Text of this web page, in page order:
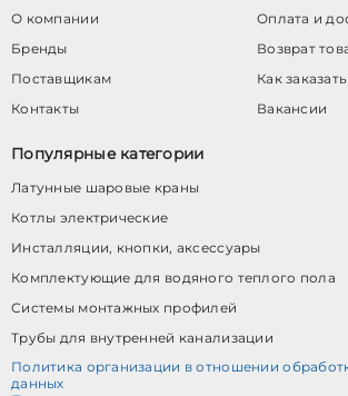
О компании
Бренды
Поставщикам
Контакты
Оплата и
Возврат
Как заказать
Вакансии
Популярные категории
Латунные шаровые краны
Котлы электрические
Инсталляции, кнопки, аксессуары
Комплектующие для водяного теплого пола
Системы монтажных профилей
Трубы для внутренней канализации
Политика организации в отношении
данных